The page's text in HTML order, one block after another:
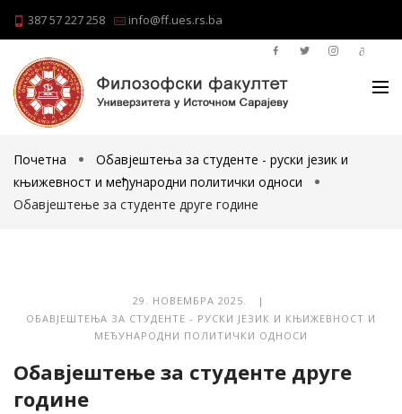
387 57 227 258 info@ff.ues.rs.ba
Почетна
Обавјештења за студенте - руски језик и
књижевност и међународни политички односи
Обавјештење за студенте друге године
29. НОВЕМБРА 2025. |
ОБАВЈЕШТЕЊА ЗА СТУДЕНТЕ - РУСКИ ЈЕЗИК И КЊИЖЕВНОСТ И
МЕЂУНАРОДНИ ПОЛИТИЧКИ ОДНОСИ
Обавјештење за студенте друге
године